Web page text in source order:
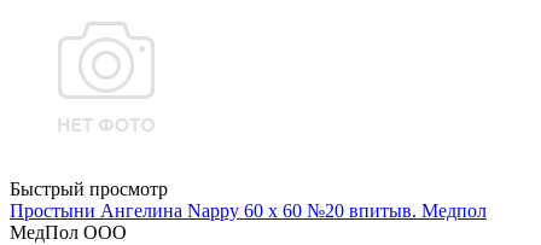
Быстрый просмотр
Простыни Ангелина Nappy 60 х 60 №20 впитыв. Медпол
МедПол ООО